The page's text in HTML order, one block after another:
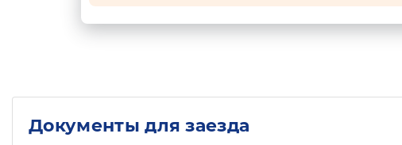
Документы для заезда